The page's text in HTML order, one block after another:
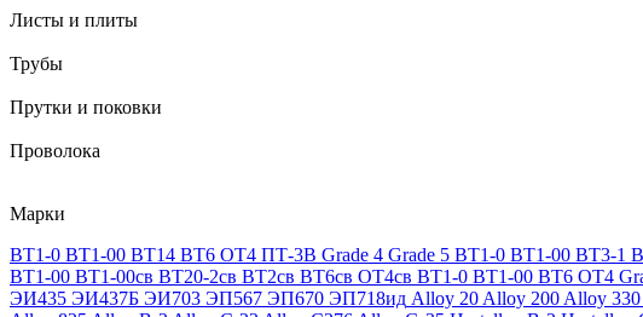
Листы и плиты
Трубы
Прутки и поковки
Проволока
Марки
ВТ1-0 ВТ1-00 ВТ14 ВТ6 ОТ4 ПТ-3В Grade 4 Grade 5 ВТ1-0 ВТ1-00 ВТ3-1
ВТ1-00 ВТ1-00св ВТ20-2св ВТ2св ВТ6св ОТ4св ВТ1-0 ВТ1-00 ВТ6 ОТ4
ЭИ435 ЭИ437Б ЭИ703 ЭП567 ЭП670 ЭП718ид Alloy 20 Alloy 200 Alloy 330